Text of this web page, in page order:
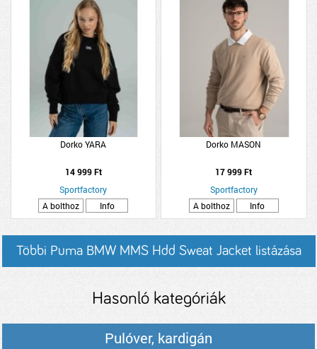
Dorko YARA
14 999 Ft
Sportfactory
A bolthoz
Info
Dorko MASON
17 999 Ft
Sportfactory
A bolthoz
Info
Többi Puma BMW MMS Hdd Sweat Jacket listázása
Hasonló kategóriák
Pulóver, kardigán